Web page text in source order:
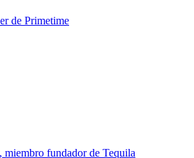
de Primetime
miembro fundador de Tequila